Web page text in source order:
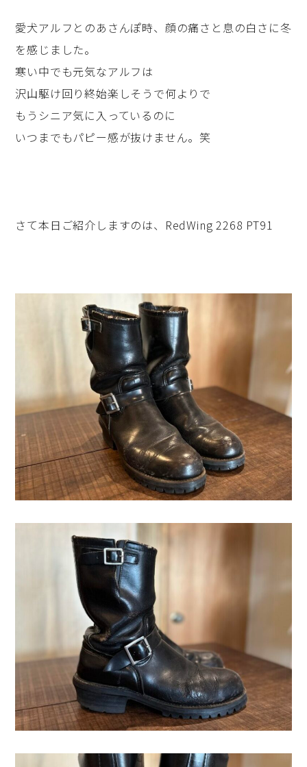
愛犬アルフとのあさんぽ時、顔の痛さと息の白さに冬
を感じました。
寒い中でも元気なアルフは
沢山駆け回り終始楽しそうで何よりで
もうシニア気に入っているのに
いつまでもパピー感が抜けません。笑
さて本日ご紹介しますのは、RedWing 2268 PT91